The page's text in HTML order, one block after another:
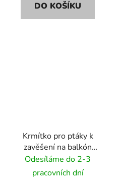
DO KOŠÍKU
Krmítko pro ptáky k
zavěšení na balkón
DREW K35 35cm
Odesíláme do 2-3
pracovních dní